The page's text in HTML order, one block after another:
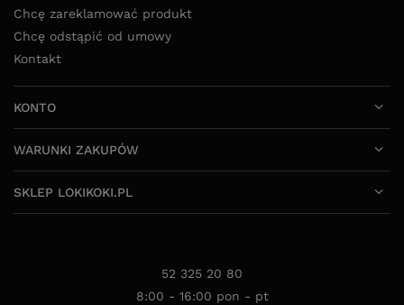
Chcę zareklamować produkt
Chcę odstąpić od umowy
Kontakt
KONTO
WARUNKI ZAKUPÓW
SKLEP LOKIKOKI.PL
52 325 20 80
8:00 - 16:00 pon - pt